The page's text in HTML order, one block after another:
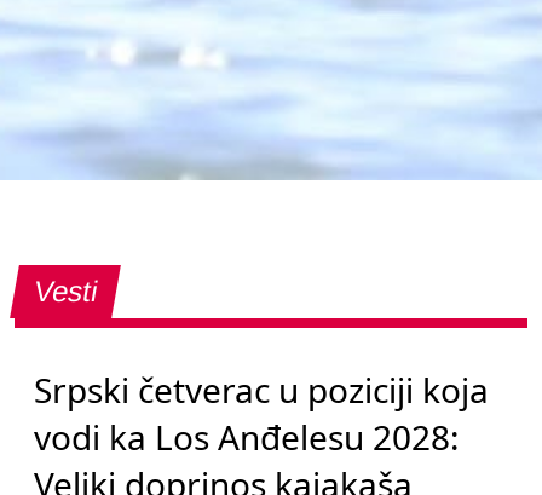
Vesti
Srpski četverac u poziciji koja
vodi ka Los Anđelesu 2028:
Veliki doprinos kajakaša